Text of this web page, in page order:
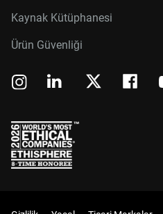
Kaynak Kütüphanesi
Ürün Güvenliği